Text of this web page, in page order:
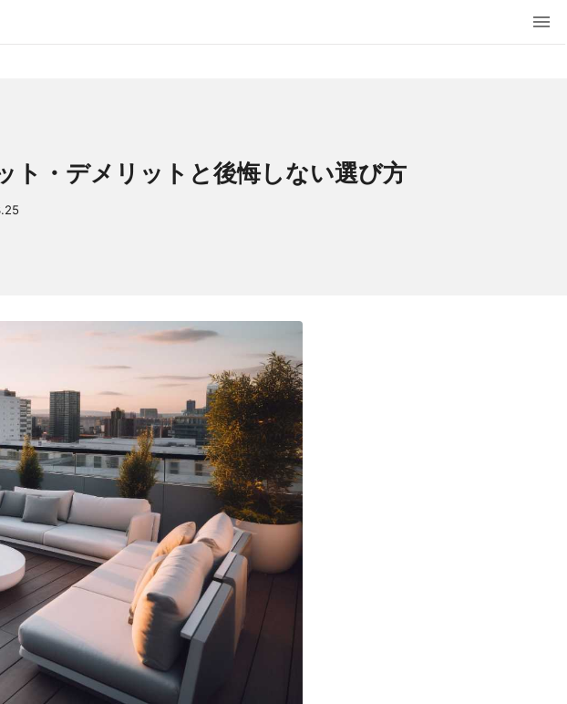
ト・デメリットと後悔しない選び方